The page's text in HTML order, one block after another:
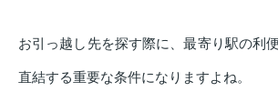
お引っ越し先を探す際に、最寄り駅の利
直結する重要な条件になりますよね。